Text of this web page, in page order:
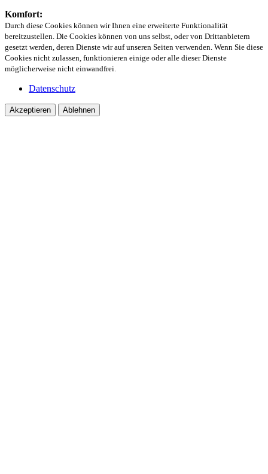
Komfort:
Durch diese Cookies können wir Ihnen eine erweiterte Funktionalität
bereitzustellen. Die Cookies können von uns selbst, oder von Drittanbietern
gesetzt werden, deren Dienste wir auf unseren Seiten verwenden. Wenn Sie diese
Cookies nicht zulassen, funktionieren einige oder alle dieser Dienste
möglicherweise nicht einwandfrei.
Datenschutz
Akzeptieren Ablehnen